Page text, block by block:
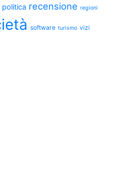
politica recensione regioni
software turismo vizi